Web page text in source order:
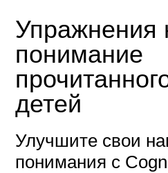
Упражнения
понимание
детей
Улучшите свои
понимания с